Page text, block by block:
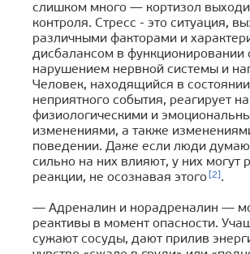
слишком много — кортизол
контроля. Стресс - это ситуация,
различными факторами и
дисбалансом в функционировании
нарушением нервной системы и
Человек, находящийся в состоянии
неприятного события, реагирует
физиологическими и
изменениями, а также
поведении. Даже если люди
сильно на них влияют, у них могут
реакции, не осознавая этого [2] .
— Адреналин и норадреналин —
реактивы в момент опасности.
сужают сосуды, дают прилив